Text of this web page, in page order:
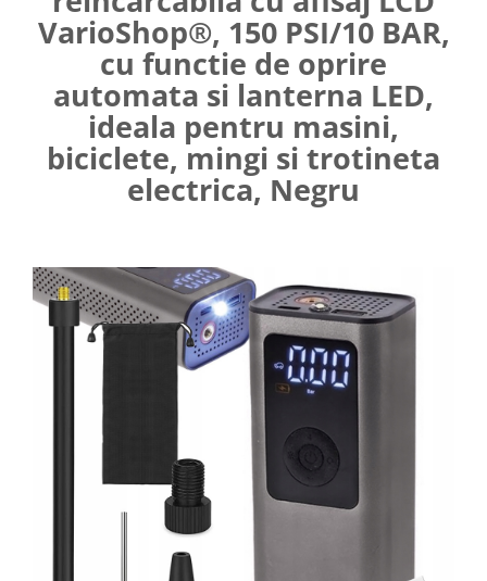
Umerase pentru haine si suporturi
Curatenie, Organizare si
Decoratiuni si petreceri
Accesorii decorative
Ceasuri decorative
VarioShop®, 150 PSI/10 BAR,
cu functie de oprire
automata si lanterna LED,
ideala pentru masini,
biciclete, mingi si trotineta
electrica, Negru